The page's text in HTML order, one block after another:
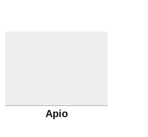
Apio